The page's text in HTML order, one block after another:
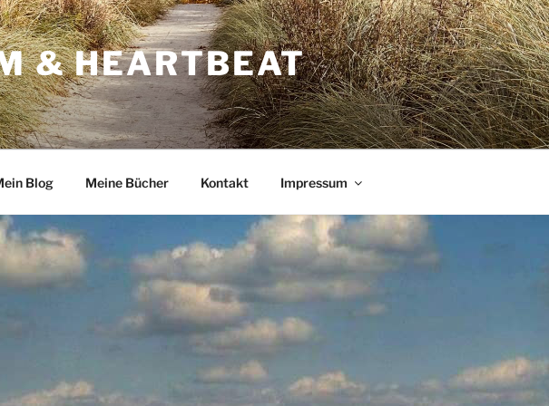
& HEARTBEAT
Blog Meine Bücher Kontakt Impressum